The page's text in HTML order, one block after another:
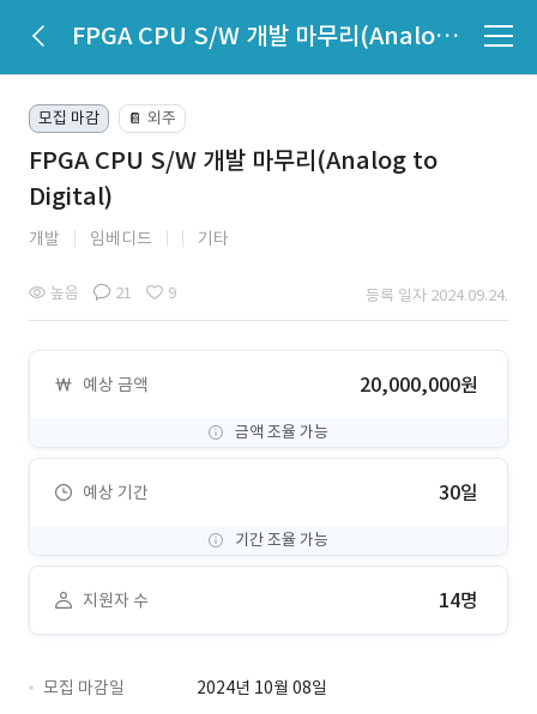
FPGA CPU S/W 개발 마무리(Analog to Digital)
모집 마감 📔 외주
FPGA CPU S/W 개발 마무리(Analog to
Digital)
개발 임베디드 기타
높음 21 9 등록 일자 2024.09.24.
예상 금액 20,000,000원
금액 조율 가능
예상 기간 30일
기간 조율 가능
지원자 수 14명
모집 마감일
2024년 10월 08일